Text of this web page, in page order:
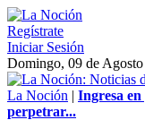
Regístrate
Iniciar Sesión
Domingo, 09 de
La Noción | Ingresa
perpetrar...